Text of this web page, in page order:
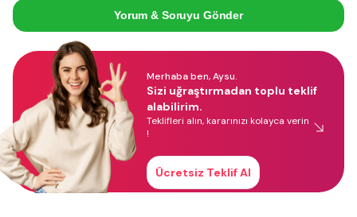
Yorum & Soruyu Gönder
Merhaba ben, Aysu.
Sizi uğraştırmadan toplu teklif
alabilirim.
Teklifleri alın, kararınızı kolayca verin
!
Ücretsiz Teklif Al